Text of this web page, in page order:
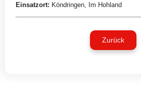
Einsatzort: Köndringen, Im Hohland
Zurück